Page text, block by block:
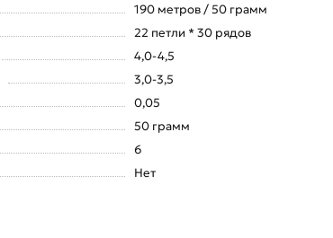
190 метров / 50 грамм
22 петли * 30 рядов
4,0-4,5
3,0-3,5
0,05
50 грамм
6
Нет